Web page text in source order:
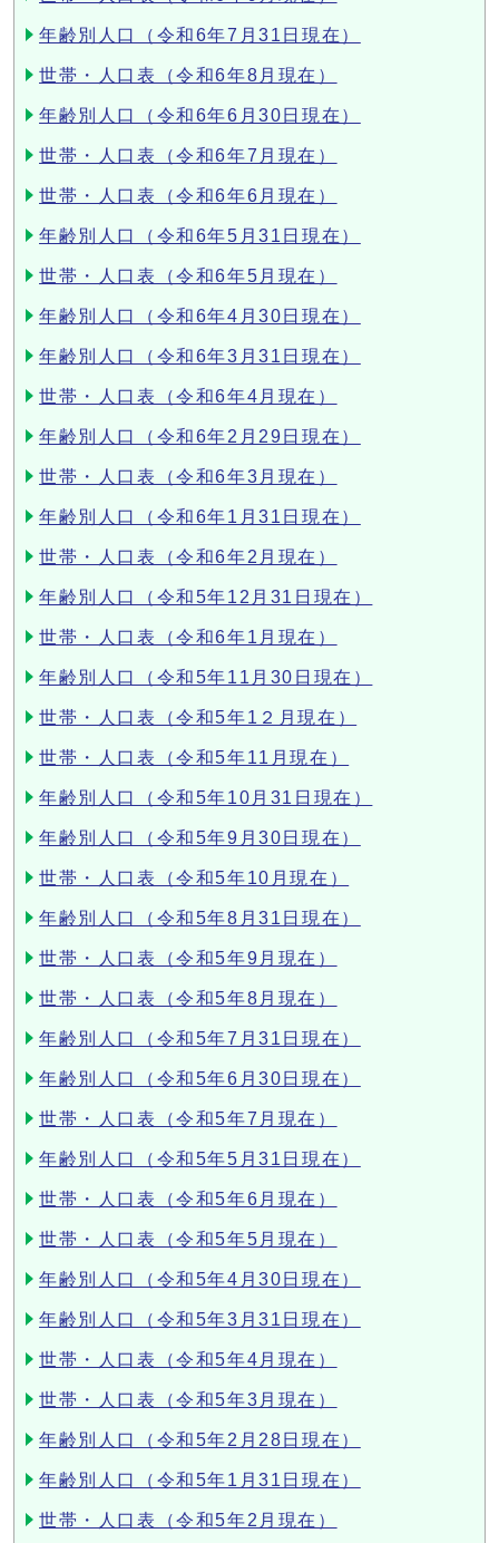
年齢別人口（令和6年7月31日現在）
世帯・人口表（令和6年8月現在）
年齢別人口（令和6年6月30日現在）
世帯・人口表（令和6年7月現在）
世帯・人口表（令和6年6月現在）
年齢別人口（令和6年5月31日現在）
世帯・人口表（令和6年5月現在）
年齢別人口（令和6年4月30日現在）
年齢別人口（令和6年3月31日現在）
世帯・人口表（令和6年4月現在）
年齢別人口（令和6年2月29日現在）
世帯・人口表（令和6年3月現在）
年齢別人口（令和6年1月31日現在）
世帯・人口表（令和6年2月現在）
年齢別人口（令和5年12月31日現在）
世帯・人口表（令和6年1月現在）
年齢別人口（令和5年11月30日現在）
世帯・人口表（令和5年1２月現在）
世帯・人口表（令和5年11月現在）
年齢別人口（令和5年10月31日現在）
年齢別人口（令和5年9月30日現在）
世帯・人口表（令和5年10月現在）
年齢別人口（令和5年8月31日現在）
世帯・人口表（令和5年9月現在）
世帯・人口表（令和5年8月現在）
年齢別人口（令和5年7月31日現在）
年齢別人口（令和5年6月30日現在）
世帯・人口表（令和5年7月現在）
年齢別人口（令和5年5月31日現在）
世帯・人口表（令和5年6月現在）
世帯・人口表（令和5年5月現在）
年齢別人口（令和5年4月30日現在）
年齢別人口（令和5年3月31日現在）
世帯・人口表（令和5年4月現在）
世帯・人口表（令和5年3月現在）
年齢別人口（令和5年2月28日現在）
年齢別人口（令和5年1月31日現在）
世帯・人口表（令和5年2月現在）